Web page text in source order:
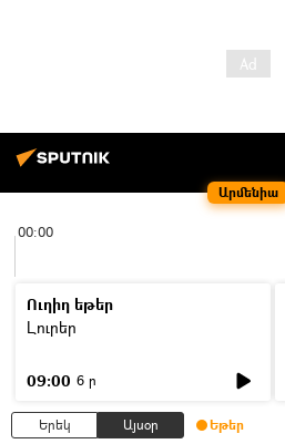
Արմենիա
00:00
Ուղիղ եթեր
Լուրեր
09:00 6 ր
Երեկ Այսօր Եթեր